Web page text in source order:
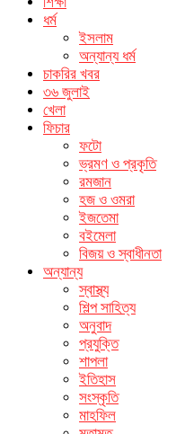
ধর্ম
ইসলাম
অন্যান্য ধর্ম
চাকরির খবর
৩৬ জুলাই
খেলা
ফিচার
ফটো
ভ্রমণ ও প্রকৃতি
রমজান
হজ ও ওমরা
ইজতেমা
বইমেলা
বিজয় ও স্বাধীনতা
অন্যান্য
স্বাস্থ্য
শিল্প সাহিত্য
অনুবাদ
প্রযুক্তি
শাপলা
ইতিহাস
সংস্কৃতি
মাহফিল